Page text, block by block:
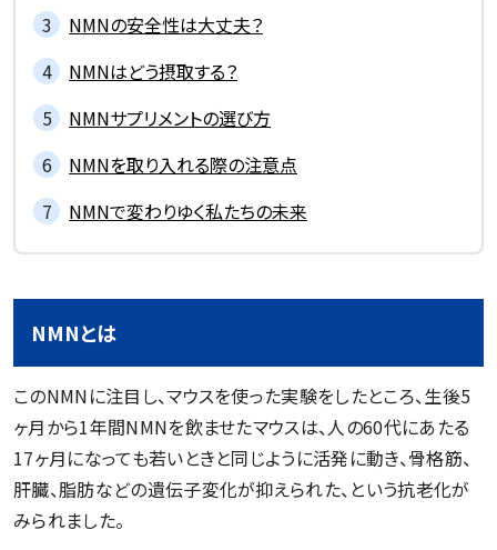
NMNの安全性は大丈夫？
NMNはどう摂取する？
NMNサプリメントの選び方
NMNを取り入れる際の注意点
NMNで変わりゆく私たちの未来
NMNとは
このNMNに注目し、マウスを使った実験をしたところ、生後5
ヶ月から1年間NMNを飲ませたマウスは、人の60代にあたる
17ヶ月になっても若いときと同じように活発に動き、骨格筋、
肝臓、脂肪などの遺伝子変化が抑えられた、という抗老化が
みられました。